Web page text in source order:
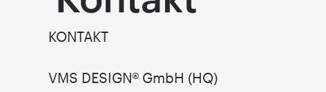
KONTAKT
VMS DESIGN® GmbH (HQ)